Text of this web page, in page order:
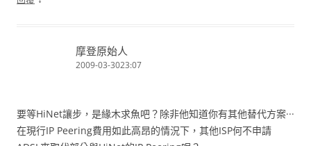
摩登原始人
2009-03-3023:07
要等HiNet讓步，是緣木求魚吧？除非他知道你有其他替代方案···
在現行IP Peering費用如此高昂的情況下，其他ISP何不申請